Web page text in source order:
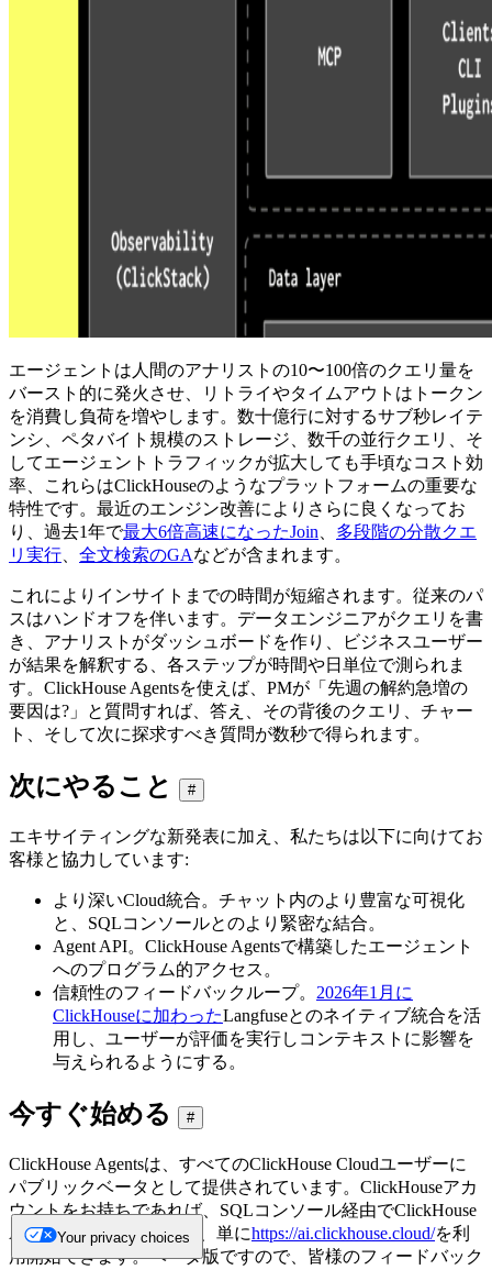
エージェントは人間のアナリストの10〜100倍のクエリ量を
バースト的に発火させ、リトライやタイムアウトはトークン
を消費し負荷を増やします。数十億行に対するサブ秒レイテ
ンシ、ペタバイト規模のストレージ、数千の並行クエリ、そ
してエージェントトラフィックが拡大しても手頃なコスト効
率、これらはClickHouseのようなプラットフォームの重要な
特性です。最近のエンジン改善によりさらに良くなってお
り、過去1年で最大6倍高速になったJoin
多段階の分散クエ
リ実行
全文検索のGAなどが含まれます。
これによりインサイトまでの時間が短縮されます。従来のパ
スはハンドオフを伴います。データエンジニアがクエリを書
き、アナリストがダッシュボードを作り、ビジネスユーザー
が結果を解釈する、各ステップが時間や日単位で測られま
す。ClickHouse Agentsを使えば、PMが「先週の解約急増の
要因は?」と質問すれば、答え、その背後のクエリ、チャー
ト、そして次に探求すべき質問が数秒で得られます。
次にやること #
エキサイティングな新発表に加え、私たちは以下に向けてお
客様と協力しています:
より深いCloud統合。チャット内のより豊富な可視化
と、SQLコンソールとのより緊密な結合。
Agent API。ClickHouse Agentsで構築したエージェント
へのプログラム的アクセス。
信頼性のフィードバックループ。 2026年1月に
ClickHouseに加わったLangfuseとのネイティブ統合を活
用し、ユーザーが評価を実行しコンテキストに影響を
与えられるようにする。
今すぐ始める #
ClickHouse Agentsは、すべてのClickHouse Cloudユーザーに
パブリックベータとして提供されています。ClickHouseアカ
ウントをお持ちであれば、SQLコンソール経由でClickHouse
Agentsにアクセスするか、単にhttps://ai.clickhouse.cloud/を利
用開始できます。ベータ版ですので、皆様のフィードバック
Your privacy choices